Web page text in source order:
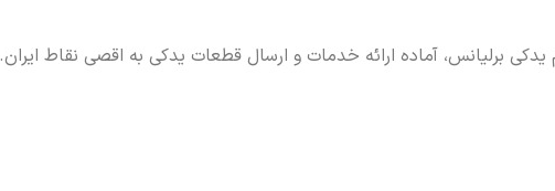
یدکی برلیانس، آماده ارائه خدمات و ارسال قطعات یدکی به اقصی نقاط ایران.